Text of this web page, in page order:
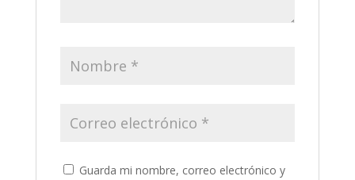
Guarda mi nombre, correo electrónico y